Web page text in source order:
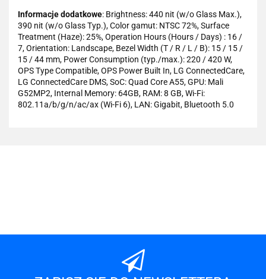
Informacje dodatkowe: Brightness: 440 nit (w/o Glass Max.),
390 nit (w/o Glass Typ.), Color gamut: NTSC 72%, Surface
Treatment (Haze): 25%, Operation Hours (Hours / Days) : 16 /
7, Orientation: Landscape, Bezel Width (T / R / L / B): 15 / 15 /
15 / 44 mm, Power Consumption (typ./max.): 220 / 420 W,
OPS Type Compatible, OPS Power Built In, LG ConnectedCare,
LG ConnectedCare DMS, SoC: Quad Core A55, GPU: Mali
G52MP2, Internal Memory: 64GB, RAM: 8 GB, Wi-Fi:
802.11a/b/g/n/ac/ax (Wi-Fi 6), LAN: Gigabit, Bluetooth 5.0